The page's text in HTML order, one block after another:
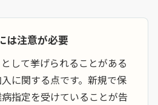
は注意が必要
して挙げられることがある
に関する点です。新規で保
指定を受けていることが告